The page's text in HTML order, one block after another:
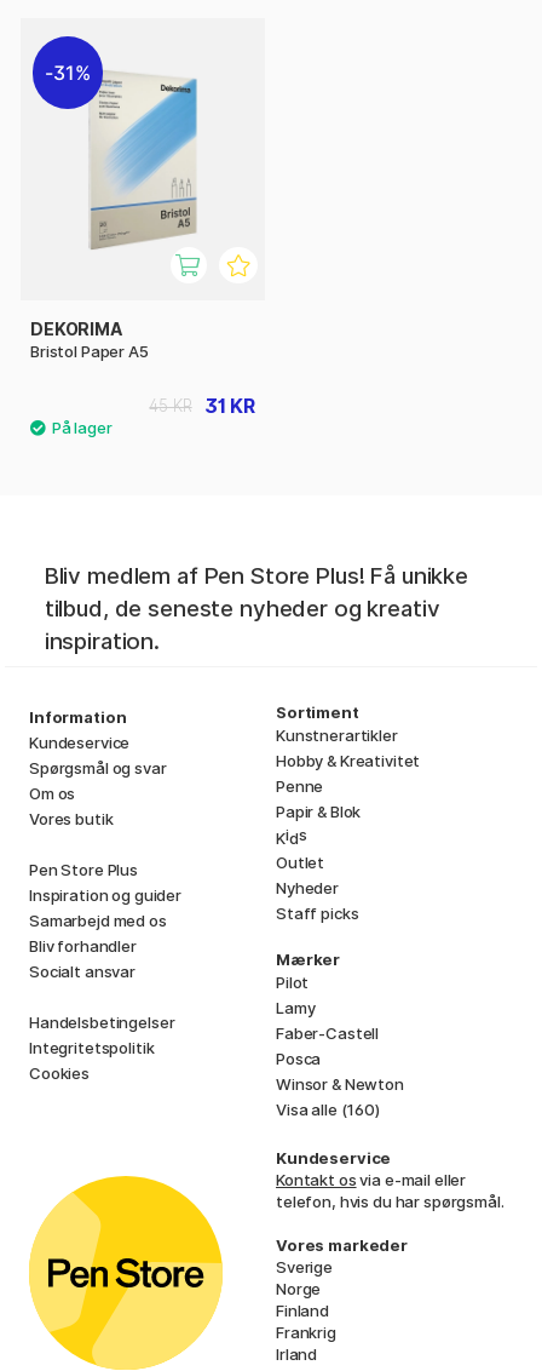
31%
DEKORIMA
Bristol Paper A5
31 KR
45 KR
Bliv medlem af Pen Store Plus! Få unikke
tilbud, de seneste nyheder og kreativ
inspiration.
Information
Kundeservice
Spørgsmål og svar
Om os
Vores butik
Pen Store Plus
Inspiration og guider
Samarbejd med os
Bliv forhandler
Socialt ansvar
Handelsbetingelser
Integritetspolitik
Cookies
Sortiment
Kunstnerartikler
Hobby & Kreativitet
Penne
Papir & Blok
Kids
Outlet
Nyheder
Staff picks
Mærker
Pilot
Lamy
Faber-Castell
Posca
Winsor & Newton
Visa alle (160)
Kundeservice
Kontakt osvia e-mail eller
telefon, hvis du har spørgsmål.
Vores markeder
Sverige
Norge
Finland
Frankrig
Irland